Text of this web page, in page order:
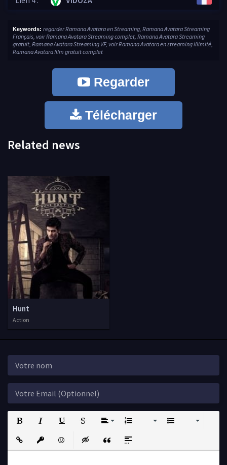
Keywords: regarder Ramana Avatara en Streaming, Ramana Avatara Streaming
Français, voir Ramana Avatara Streaming complet, Ramana Avatara Streaming
gratuit, Ramana Avatara Streaming VF, voir Ramana Avatara en streaming illimité,
Ramana Avatara film gratuit complet
Regarder
Télécharger
Related news
Hunt
Action
Strikethrough
Insert LinkInsert protected link
EmoticonsInsert hidden text
Insert QuoteInsert spoiler